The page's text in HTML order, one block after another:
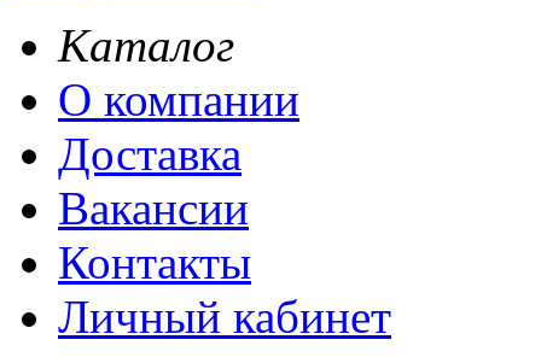
Каталог
О компании
Доставка
Вакансии
Контакты
Личный кабинет